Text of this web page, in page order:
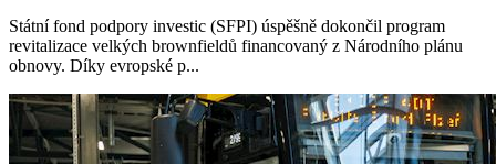
Státní fond podpory investic (SFPI) úspěšně dokončil program
revitalizace velkých brownfieldů financovaný z Národního plánu
obnovy. Díky evropské p...